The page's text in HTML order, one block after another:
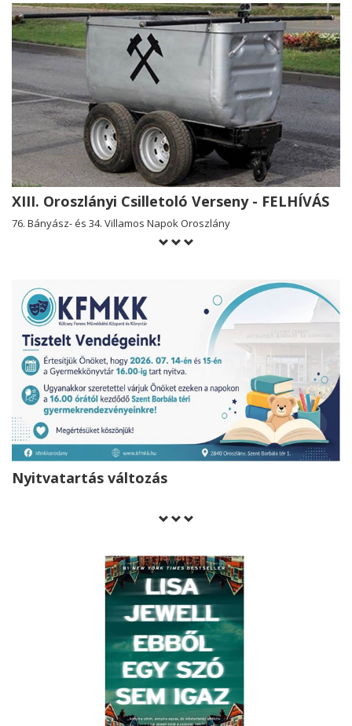
XIII. Oroszlányi Csilletoló Verseny - FELHÍVÁS
76. Bányász- és 34. Villamos Napok Oroszlány
Nyitvatartás változás